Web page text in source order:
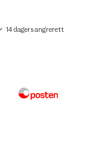
14 dagers angrerett